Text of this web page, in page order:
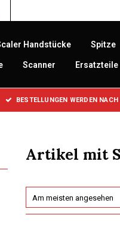
Handstücke Spitze
Scanner Ersatzteile
BESTELLUNGEN WERDEN
Artikel mit
Am meisten angesehen